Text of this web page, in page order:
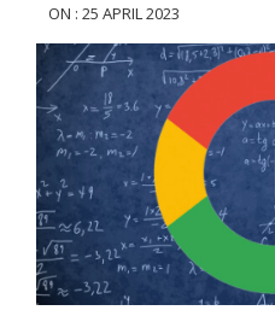
ON : 25 APRIL 2023